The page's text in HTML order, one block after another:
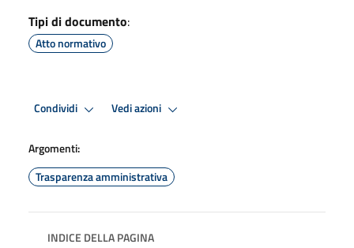
Tipi di documento:
Atto normativo
Condividi Vedi azioni
Argomenti:
Trasparenza amministrativa
INDICE DELLA PAGINA